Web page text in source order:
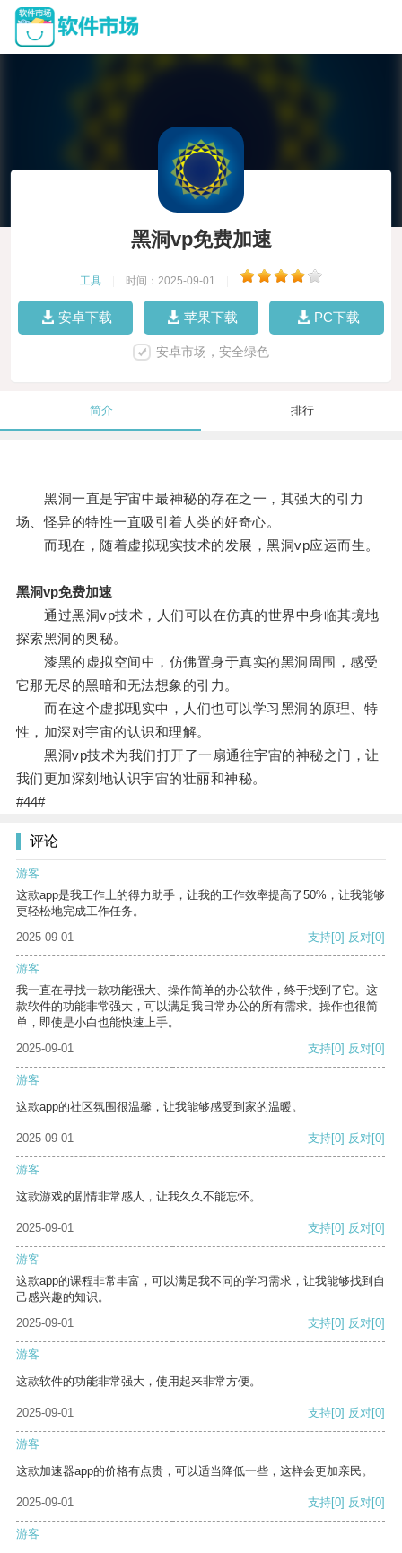
黑洞vp免费加速
工具 时间：2025-09-01
安卓下载 苹果下载 PC下载
安卓市场，安全绿色
简介 排行
黑洞一直是宇宙中最神秘的存在之一，其强大的引力
场、怪异的特性一直吸引着人类的好奇心。
而现在，随着虚拟现实技术的发展，黑洞vp应运而生。
黑洞vp免费加速
通过黑洞vp技术，人们可以在仿真的世界中身临其境地
探索黑洞的奥秘。
漆黑的虚拟空间中，仿佛置身于真实的黑洞周围，感受
它那无尽的黑暗和无法想象的引力。
而在这个虚拟现实中，人们也可以学习黑洞的原理、特
性，加深对宇宙的认识和理解。
黑洞vp技术为我们打开了一扇通往宇宙的神秘之门，让
我们更加深刻地认识宇宙的壮丽和神秘。
#44#
评论
游客
这款app是我工作上的得力助手，让我的工作效率提高了50%，让我能够
更轻松地完成工作任务。
2025-09-01
支持[0] 反对[0]
游客
我一直在寻找一款功能强大、操作简单的办公软件，终于找到了它。这
款软件的功能非常强大，可以满足我日常办公的所有需求。操作也很简
单，即使是小白也能快速上手。
2025-09-01
支持[0] 反对[0]
游客
这款app的社区氛围很温馨，让我能够感受到家的温暖。
2025-09-01 支持[0] 反对[0]
游客
这款游戏的剧情非常感人，让我久久不能忘怀。
2025-09-01 支持[0] 反对[0]
游客
这款app的课程非常丰富，可以满足我不同的学习需求，让我能够找到自
己感兴趣的知识。
2025-09-01
支持[0] 反对[0]
游客
这款软件的功能非常强大，使用起来非常方便。
2025-09-01 支持[0] 反对[0]
游客
这款加速器app的价格有点贵，可以适当降低一些，这样会更加亲民。
2025-09-01 支持[0] 反对[0]
游客